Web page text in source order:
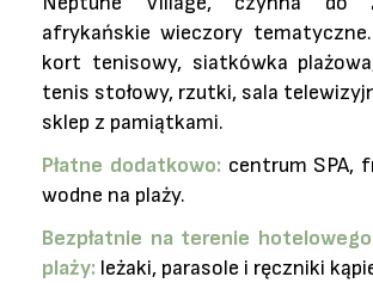
afrykańskie wieczory
kort tenisowy, siatkówka
tenis stołowy, rzutki, sala
sklep z pamiątkami.
Płatne dodatkowo: centrum SPA,
wodne na plaży.
Bezpłatnie na terenie
plaży: leżaki, parasole i ręczniki